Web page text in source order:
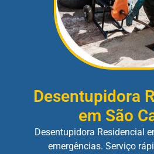
Desentupidora
em São
Desentupidora Residencial
emergências. Serviço